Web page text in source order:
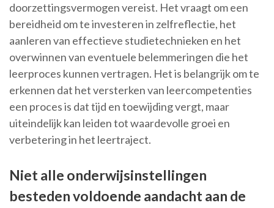
doorzettingsvermogen vereist. Het vraagt om een
bereidheid om te investeren in zelfreflectie, het
aanleren van effectieve studietechnieken en het
overwinnen van eventuele belemmeringen die het
leerproces kunnen vertragen. Het is belangrijk om te
erkennen dat het versterken van leercompetenties
een proces is dat tijd en toewijding vergt, maar
uiteindelijk kan leiden tot waardevolle groei en
verbetering in het leertraject.
Niet alle onderwijsinstellingen
besteden voldoende aandacht aan de